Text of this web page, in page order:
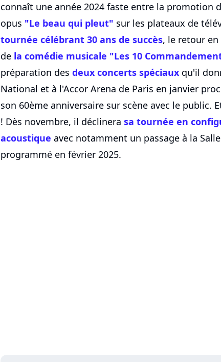
connaît une année 2024 faste entre la promotion
opus "Le beau qui pleut" sur les plateaux de
tournée célébrant 30 ans de succès, le retour
de la comédie musicale "Les 10
préparation des deux concerts spéciaux qu'il
National et à l'Accor Arena de Paris en janvier
son 60ème anniversaire sur scène avec le public.
! Dès novembre, il déclinera sa tournée en
acoustique avec notamment un passage à la
programmé en février 2025.